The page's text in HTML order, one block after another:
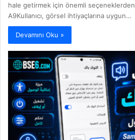
hale getirmek için önemli
A9Kullanıcı, görsel ihtiyaçlarına uygun…
Devamını Oku »